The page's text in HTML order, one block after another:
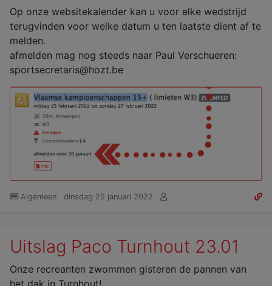
Op onze websitekalender kan u voor elke wedstrijd
terugvinden voor welke datum u ten laatste dient af te
melden.
afmelden mag nog steeds naar Paul Verschueren:
sportsecretaris@hozt.be
Algemeen dinsdag 25 januari 2022
Uitslag Paco Turnhout 23.01
Onze recreanten zwommen gisteren de pannen van
het dak in Turnhout!